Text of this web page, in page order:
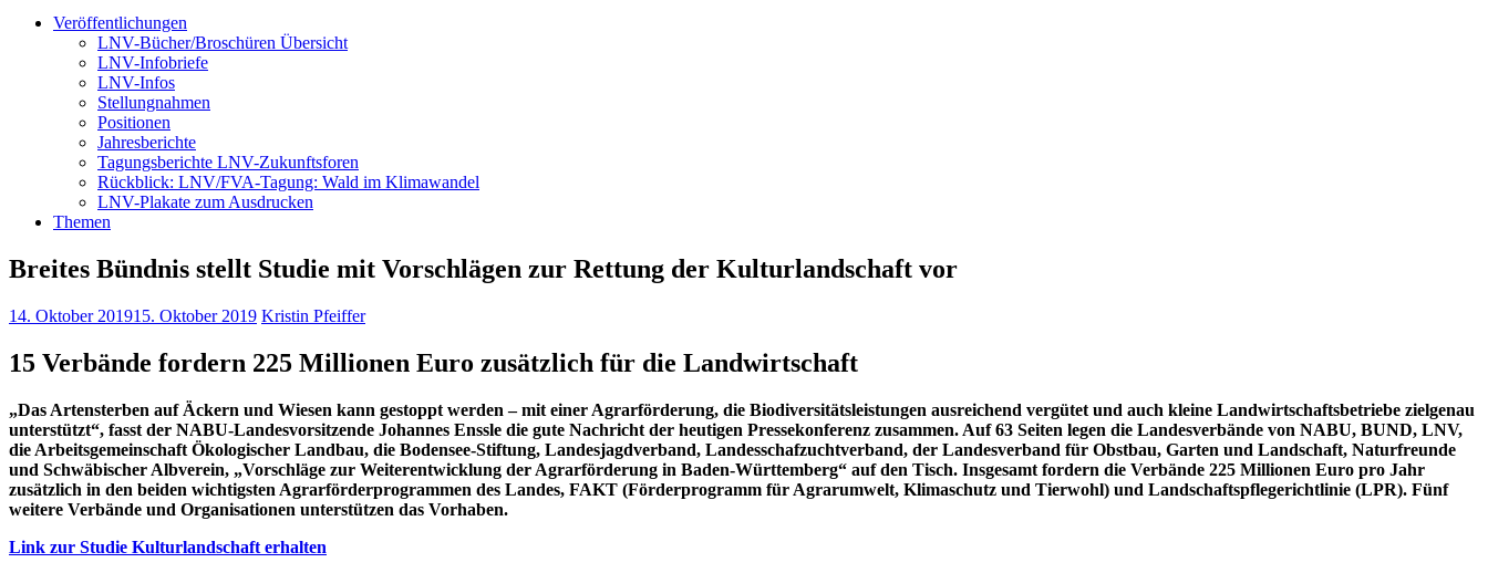
Veröffentlichungen
LNV-Bücher/Broschüren Übersicht
LNV-Infobriefe
LNV-Infos
Stellungnahmen
Positionen
Jahresberichte
Tagungsberichte LNV-Zukunftsforen
Rückblick: LNV/FVA-Tagung: Wald im Klimawandel
LNV-Plakate zum Ausdrucken
Themen
Breites Bündnis stellt Studie mit Vorschlägen zur Rettung der Kulturlandschaft vor
14. Oktober 201915. Oktober 2019 Kristin Pfeiffer
15 Verbände fordern 225 Millionen Euro zusätzlich für die Landwirtschaft
„Das Artensterben auf Äckern und Wiesen kann gestoppt werden – mit einer Agrarförderung, die Biodiversitätsleistungen ausreichend vergütet und auch kleine Landwirtschaftsbetriebe zielgenau
unterstützt“, fasst der NABU-Landesvorsitzende Johannes Enssle die gute Nachricht der heutigen Pressekonferenz zusammen. Auf 63 Seiten legen die Landesverbände von NABU, BUND, LNV,
die Arbeitsgemeinschaft Ökologischer Landbau, die Bodensee-Stiftung, Landesjagdverband, Landesschafzuchtverband, der Landesverband für Obstbau, Garten und Landschaft, Naturfreunde
und Schwäbischer Albverein, „Vorschläge zur Weiterentwicklung der Agrarförderung in Baden-Württemberg“ auf den Tisch. Insgesamt fordern die Verbände 225 Millionen Euro pro Jahr
zusätzlich in den beiden wichtigsten Agrarförderprogrammen des Landes, FAKT (Förderprogramm für Agrarumwelt, Klimaschutz und Tierwohl) und Landschaftspflegerichtlinie (LPR). Fünf
weitere Verbände und Organisationen unterstützen das Vorhaben.
Link zur Studie Kulturlandschaft erhalten